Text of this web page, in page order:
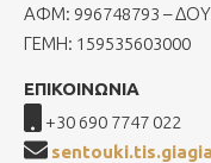
ΑΦΜ: 996748793 –
ΓΕΜΗ: 159535603000
ΕΠΙΚΟΙΝΩΝΙΑ
+30 690 7747 022